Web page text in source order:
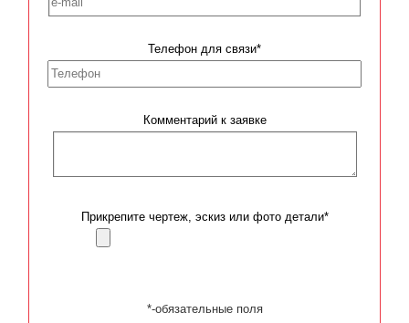
Телефон для связи*
Комментарий к заявке
Прикрепите чертеж, эскиз или фото детали*
*-обязательные поля